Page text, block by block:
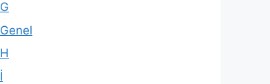
G
Genel
H
İ